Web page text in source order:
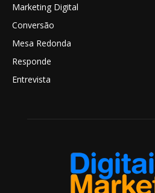
Marketing Digital
Conversão
Mesa Redonda
Responde
Entrevista